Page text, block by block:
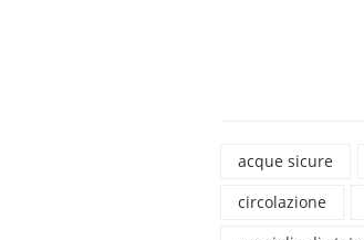
acque sicure
circolazione